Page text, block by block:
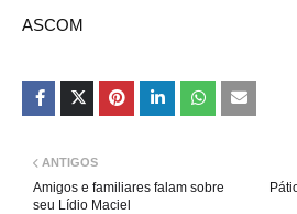
ASCOM
ANTIGOS
Amigos e familiares falam sobre
seu Lídio Maciel